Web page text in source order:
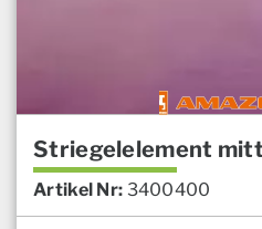
Striegelelement
Artikel Nr: 3400400